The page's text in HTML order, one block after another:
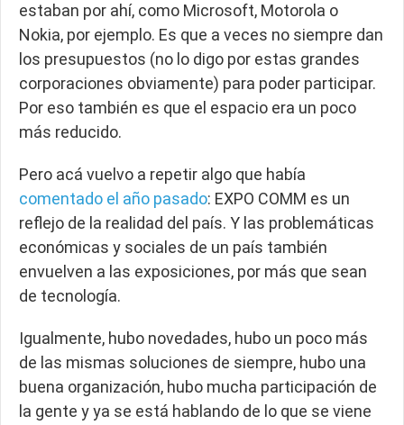
estaban por ahí, como Microsoft, Motorola o
Nokia, por ejemplo. Es que a veces no siempre dan
los presupuestos (no lo digo por estas grandes
corporaciones obviamente) para poder participar.
Por eso también es que el espacio era un poco
más reducido.
Pero acá vuelvo a repetir algo que había
comentado el año pasado: EXPO COMM es un
reflejo de la realidad del país. Y las problemáticas
económicas y sociales de un país también
envuelven a las exposiciones, por más que sean
de tecnología.
Igualmente, hubo novedades, hubo un poco más
de las mismas soluciones de siempre, hubo una
buena organización, hubo mucha participación de
la gente y ya se está hablando de lo que se viene